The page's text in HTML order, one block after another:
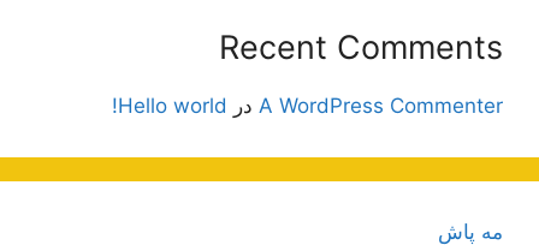
Recent Comments
A WordPress Commenter در Hello world!
مه پاش